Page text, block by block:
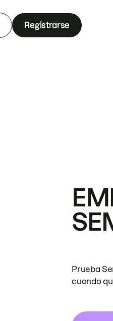
Registrarse
Prueba
cuando